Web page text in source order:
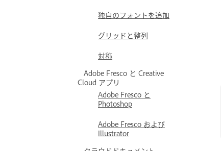
独自のフォントを追加
グリッドと整列
対称
Adobe Fresco と Creative
Cloud アプリ
Adobe Fresco と
Photoshop
Adobe Fresco および
Illustrator